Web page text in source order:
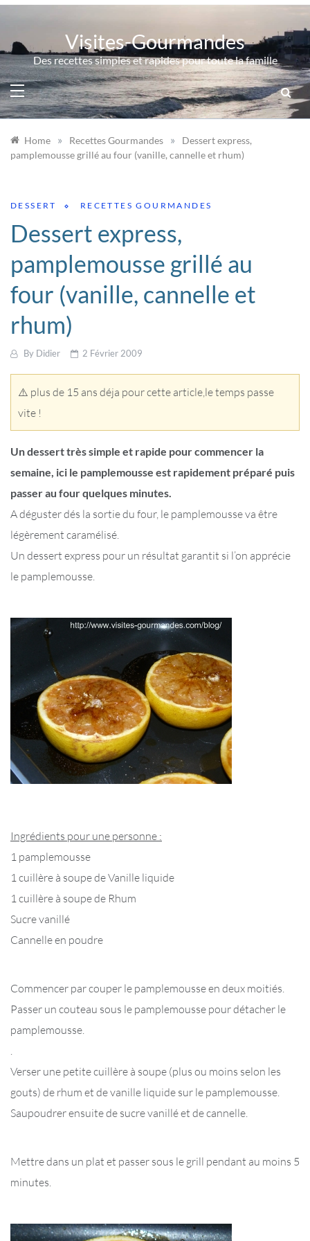
Skip
Visites-Gourmandes
Des recettes simples et rapides pour toute la famille
Home » Recettes Gourmandes »
Dessert express,
pamplemousse grillé au four (vanille, cannelle et rhum)
DESSERT RECETTES GOURMANDES
Dessert express,
pamplemousse grillé au
four (vanille, cannelle et
rhum)
By Didier 2 Février 2009
⚠️ plus de 15 ans déja pour cette article,le temps passe
vite !
Un dessert très simple et rapide pour commencer la
semaine, ici le pamplemousse est rapidement préparé puis
passer au four quelques minutes.
A déguster dés la sortie du four, le pamplemousse va être
légèrement caramélisé.
Un dessert express pour un résultat garantit si l’on apprécie
le pamplemousse.
Ingrédients pour une personne :
1 pamplemousse
1 cuillère à soupe de Vanille liquide
1 cuillère à soupe de Rhum
Sucre vanillé
Cannelle en poudre
Commencer par couper le pamplemousse en deux moitiés.
Passer un couteau sous le pamplemousse pour détacher le
pamplemousse.
.
Verser une petite cuillère à soupe (plus ou moins selon les
gouts) de rhum et de vanille liquide sur le pamplemousse.
Saupoudrer ensuite de sucre vanillé et de cannelle.
Mettre dans un plat et passer sous le grill pendant au moins 5
minutes.